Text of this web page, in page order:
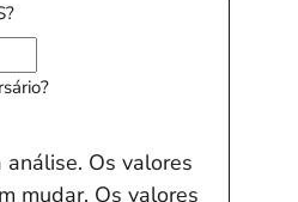
Os valores
mudar. Os valores